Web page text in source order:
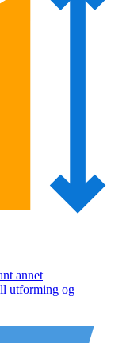
annet
utforming og